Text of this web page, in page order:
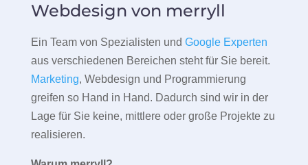
Webdesign von merryll
Ein Team von Spezialisten und Google Experten
aus verschiedenen Bereichen steht für Sie bereit.
Marketing, Webdesign und Programmierung
greifen so Hand in Hand. Dadurch sind wir in der
Lage für Sie keine, mittlere oder große Projekte zu
realisieren.